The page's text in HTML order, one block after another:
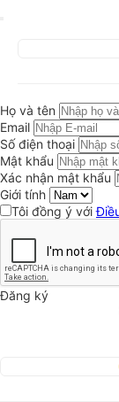
Họ và tên
Email
Số điện thoại
Mật khẩu
Xác nhận mật khẩu
Giới tính
Tôi đồng ý với
Đăng ký